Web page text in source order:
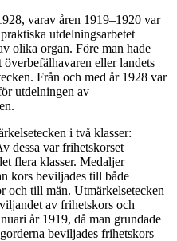
varav åren 1919–1920 var
utdelningsarbetet
olika organ. Före man hade
eller landets
Från och med år 1928 var
utdelningen av
i två klasser:
dessa var frihetskorset
flera klasser. Medaljer
kors beviljades till både
och till män. Utmärkelsetecken
av frihetskors och
år 1919, då man grundade
beviljades frihetskors